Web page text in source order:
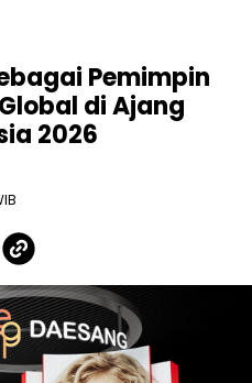
Pemimpin
di Ajang
2026